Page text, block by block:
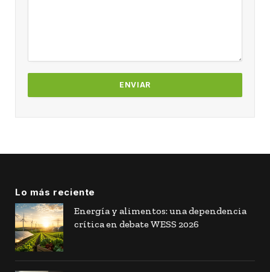
Lo más reciente
Energía y alimentos: una dependencia
crítica en debate WESS 2026